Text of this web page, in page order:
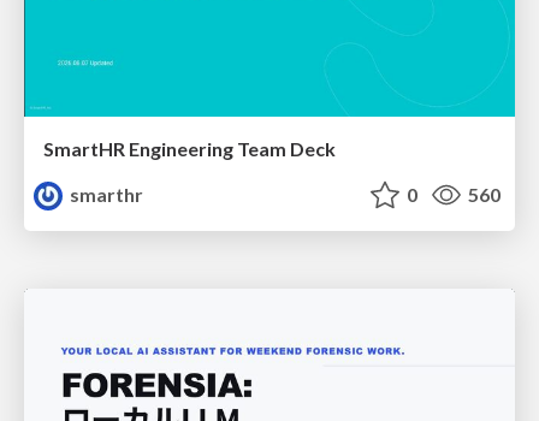
SmartHR Engineering Team Deck
smarthr
0 560